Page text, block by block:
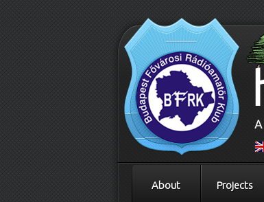
About Projects